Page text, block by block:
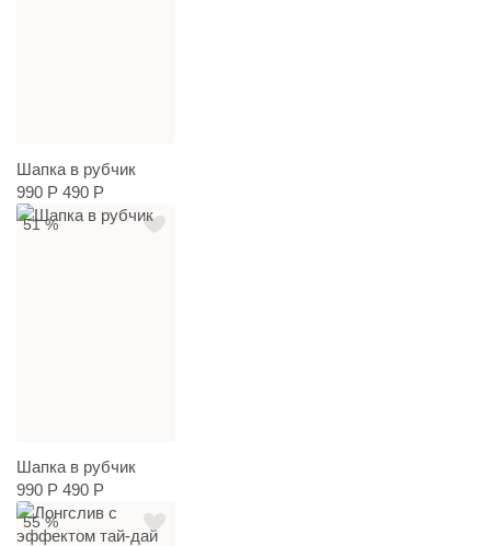
Шапка в рубчик
990 Р 490 Р
51 %
Шапка в рубчик
990 Р 490 Р
55 %